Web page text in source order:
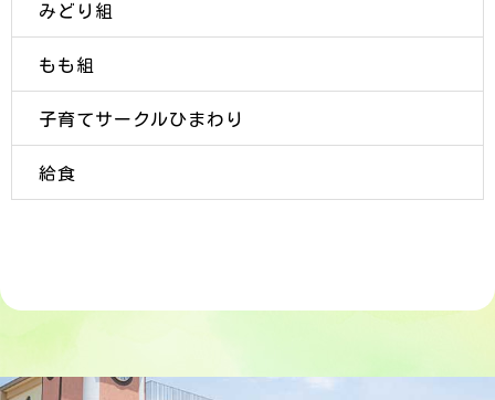
みどり組
もも組
子育てサークルひまわり
給食